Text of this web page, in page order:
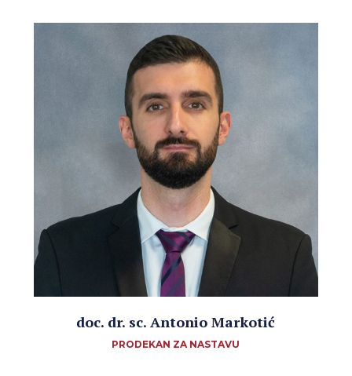
doc. dr. sc. Antonio Markotić
PRODEKAN ZA NASTAVU